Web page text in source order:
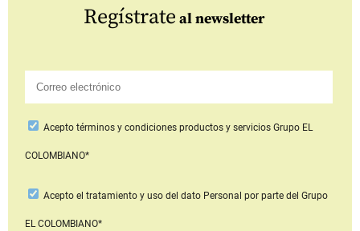
Regístrate al newsletter
Aceptotérminos y condiciones productos y serviciosGrupo EL
COLOMBIANO*
Acepto el tratamiento y uso del dato Personal por parte del Grupo
EL COLOMBIANO*